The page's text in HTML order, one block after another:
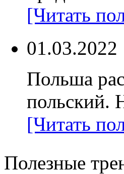
[Читать
01.03.2022
Польша
польский.
[Читать
Полезные